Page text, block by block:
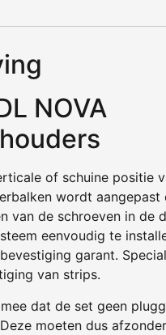
NOVA
of schuine positie
wordt aangepast
van de schroeven in de
eenvoudig te
garant.
van strips.
dat de set geen
moeten dus